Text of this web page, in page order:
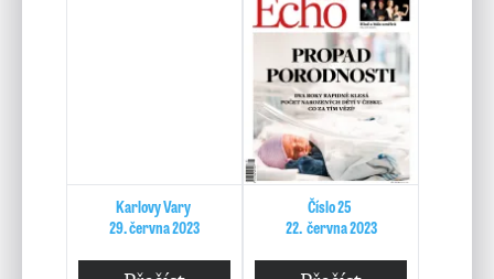
Karlovy Vary
29. června 2023
Číslo 25
22. června 2023